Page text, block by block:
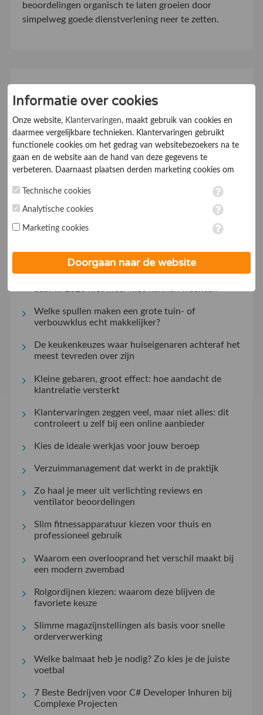
beoordelingen organisch te laten groeien door
simpelweg goede dienstverlening neer te zetten.
Aanmelden als bedrijf
Deel ervaringen over uw bedrijf
Uw bedrijf aanmelden
Lees recente artikelen
Welke spullen maken een grote tuin- of
verbouwklus echt makkelijker?
De keukenkeuzes waar huiseigenaren achteraf het
meest tevreden over zijn
Kleine gebaren, groot effect: hoe aandacht de
klantrelatie versterkt
Klantervaringen zeggen veel, maar niet alles: dit
controleert u zelf bij een online aanbieder
Kies de ideale werkjas voor jouw beroep
Verzuimmanagement dat werkt in de praktijk
Zo haal je meer uit verlichting reviews en
ventilator beoordelingen
Slim fitnessapparatuur kiezen voor thuis en
professioneel gebruik
Waarom een overlooprand het verschil maakt bij
een modern zwembad
Rolgordijnen kiezen: waarom deze blijven de
favoriete keuze
Slimme magazijnstellingen als basis voor snelle
orderverwerking
Welke balmaat heb je nodig? Zo kies je de juiste
voetbal
7 Beste Bedrijven voor C# Developer Inhuren bij
Complexe Projecten
Informatie over cookies
Onze website, Klantervaringen, maakt gebruik van cookies en
daarmee vergelijkbare technieken. Klantervaringen gebruikt
functionele cookies om het gedrag van websitebezoekers na te
gaan en de website aan de hand van deze gegevens te
verbeteren. Daarnaast plaatsen derden marketing cookies om
marketing cookies worden persoonsgegevens verwerkt. Je geeft
toestemming voor deze verwerking wanneer je hieronder een
op ieder moment aanpassen in de
. Lees voor meer
Technische cookies
Analytische cookies
Marketing cookies
Doorgaan naar de website